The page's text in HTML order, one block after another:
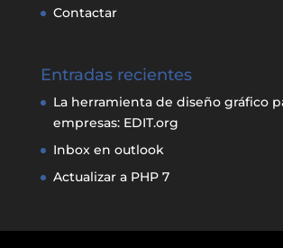
Contactar
Entradas recientes
La herramienta de diseño gráfico
empresas: EDIT.org
Inbox en outlook
Actualizar a PHP 7